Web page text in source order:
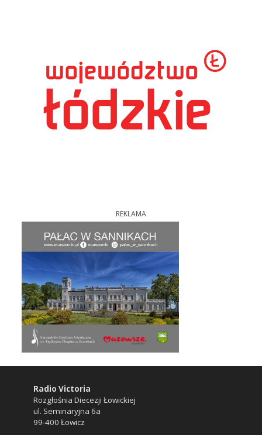
REKLAMA
Radio Victoria
Rozgłośnia Diecezji Łowickiej
ul. Seminaryjna 6a
99-400 Łowicz